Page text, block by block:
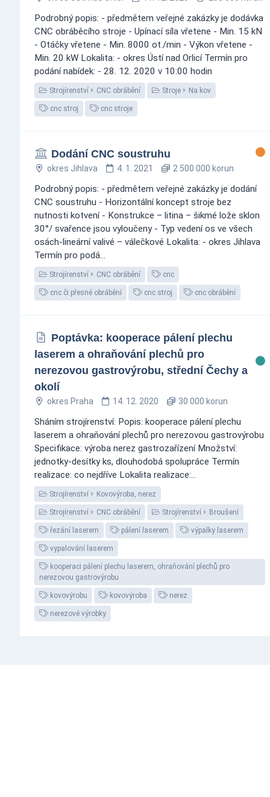
Podrobný popis: - předmětem veřejné zakázky je dodávka
CNC obráběcího stroje - Upínací síla vřetene - Min. 15 kN
- Otáčky vřetene - Min. 8000 ot./min - Výkon vřetene -
Min. 20 kW Lokalita: - okres Ústí nad Orlicí Termín pro
podání nabídek: - 28. 12. 2020 v 10:00 hodin
Strojírenství CNC obrábění Stroje Na kov
cnc stroj cnc stroje
Dodání CNC soustruhu
okres Jihlava 4. 1. 2021 2 500 000 korun
Podrobný popis: - předmětem veřejné zakázky je dodání
CNC soustruhu - Horizontální koncept stroje bez
nutnosti kotvení - Konstrukce – litina – šikmé lože sklon
30°/ svařence jsou vyloučeny - Typ vedení os ve všech
osách-lineární valivé – válečkové Lokalita: - okres Jihlava
Termín pro podá...
Strojírenství CNC obrábění cnc
cnc či přesné obrábění cnc stroj cnc obrábění
Poptávka: kooperace pálení plechu
laserem a ohraňování plechů pro
nerezovou gastrovýrobu, střední Čechy a
okolí
okres Praha 14. 12. 2020 30 000 korun
Sháním strojírenství: Popis: kooperace pálení plechu
laserem a ohraňování plechů pro nerezovou gastrovýrobu
Specifikace: výroba nerez gastrozařízení Množství:
jednotky-desítky ks, dlouhodobá spolupráce Termín
realizace: co nejdříve Lokalita realizace:...
Strojírenství Kovovýroba, nerez
Strojírenství CNC obrábění Strojírenství Broušení
řezání laserem pálení laserem výpalky laserem
vypalování laserem
kooperaci pálení plechu laserem, ohraňování plechů pro
nerezovou gastrovýrobu
kovovýrobu kovovýroba nerez
nerezové výrobky